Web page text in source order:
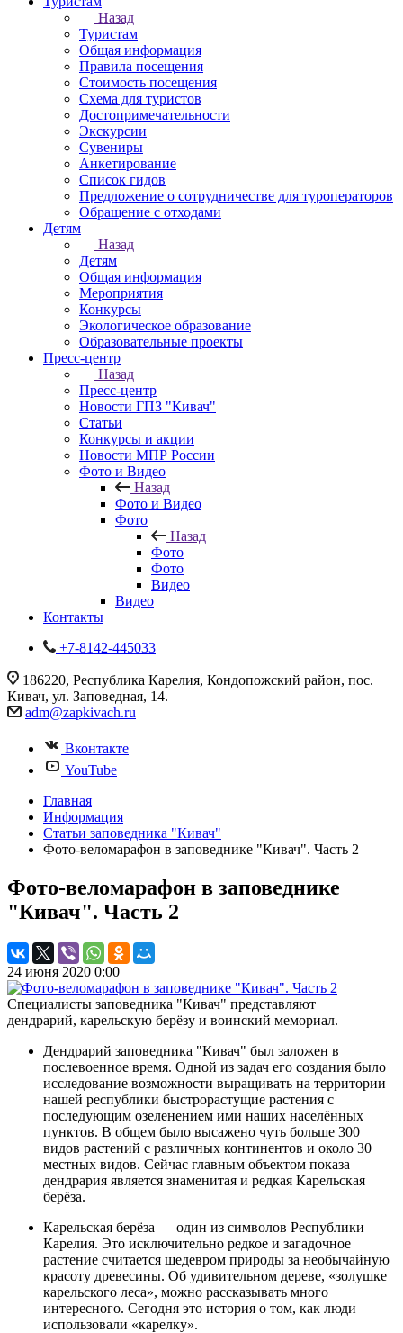
Назад
Туристам
Общая информация
Правила посещения
Стоимость посещения
Схема для туристов
Достопримечательности
Экскурсии
Сувениры
Анкетирование
Список гидов
Предложение о сотрудничестве для туроператоров
Обращение с отходами
Детям
Назад
Детям
Общая информация
Мероприятия
Конкурсы
Экологическое образование
Образовательные проекты
Пресс-центр
Назад
Пресс-центр
Новости ГПЗ "Кивач"
Статьи
Конкурсы и акции
Новости МПР России
Фото и Видео
Назад
Фото и Видео
Фото
Назад
Фото
Фото
Видео
Видео
Контакты
+7-8142-445033
186220, Республика Карелия, Кондопожский район, пос.
Кивач, ул. Заповедная, 14.
adm@zapkivach.ru
Вконтакте
YouTube
Главная
Информация
Статьи заповедника "Кивач"
Фото-веломарафон в заповеднике "Кивач". Часть 2
Фото-веломарафон в заповеднике
"Кивач". Часть 2
24 июня 2020 0:00
Специалисты заповедника "Кивач" представляют
дендрарий, карельскую берёзу и воинский мемориал.
Дендрарий заповедника "Кивач" был заложен в
послевоенное время. Одной из задач его создания было
исследование возможности выращивать на территории
нашей республики быстрорастущие растения с
последующим озеленением ими наших населённых
пунктов. В общем было высажено чуть больше 300
видов растений с различных континентов и около 30
местных видов. Сейчас главным объектом показа
дендрария является знаменитая и редкая Карельская
берёза.
Карельская берёза — один из символов Республики
Карелия. Это исключительно редкое и загадочное
растение считается шедевром природы за необычайную
красоту древесины. Об удивительном дереве, «золушке
карельского леса», можно рассказывать много
интересного. Сегодня это история о том, как люди
использовали «карелку».